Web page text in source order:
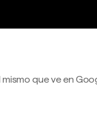
que ve en